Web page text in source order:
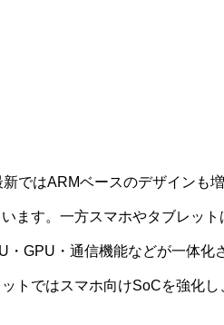
ではARMベースのデザインも
ます。一方スマホやタブレッ
GPU・通信機能などが一体化
トではスマホ向けSoCを強化